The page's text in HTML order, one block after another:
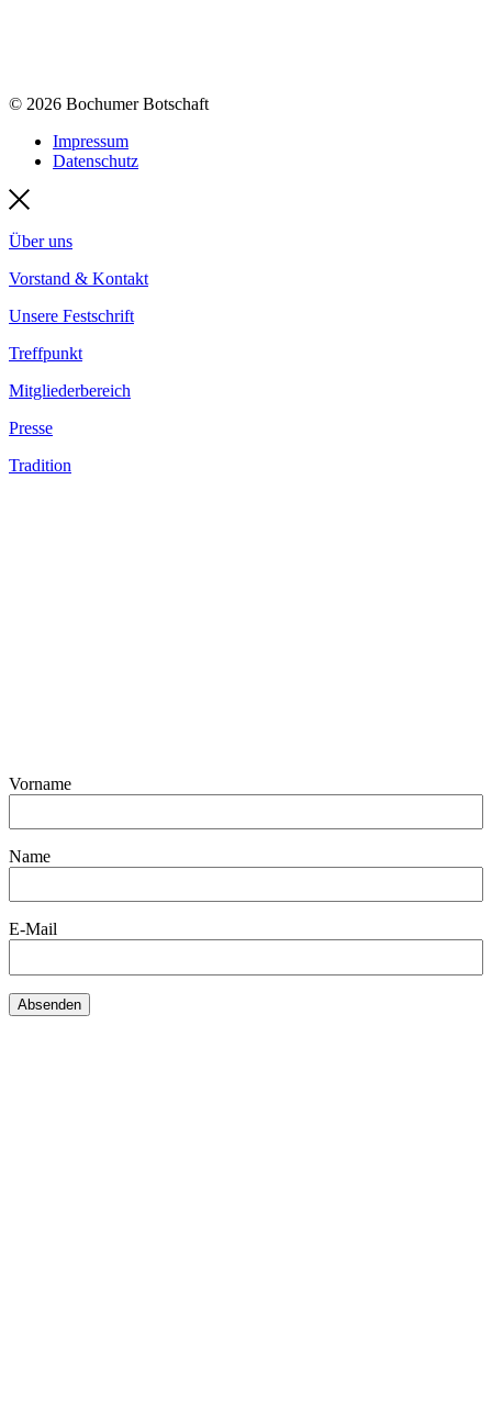
© 2026 Bochumer Botschaft
Impressum
Datenschutz
Über uns
Vorstand & Kontakt
Unsere Festschrift
Treffpunkt
Mitgliederbereich
Presse
Tradition
Vorname
Name
E-Mail